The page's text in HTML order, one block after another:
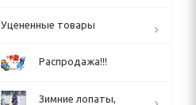
Уцененные товары
Распродажа!!!
Зимние лопаты,